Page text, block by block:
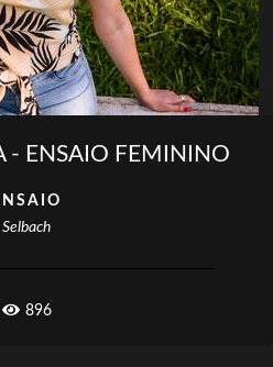
- ENSAIO FEMININO
Selbach
896